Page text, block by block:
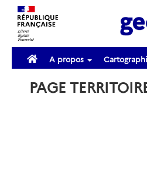
A propos
PAGE